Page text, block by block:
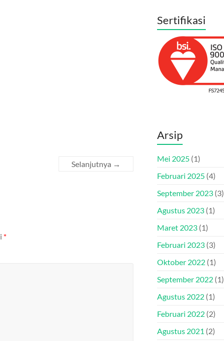
Selanjutnya →
*
Sertifikasi
Arsip
Mei 2025 (1)
Februari 2025 (4)
September 2023 (3)
Agustus 2023 (1)
Maret 2023 (1)
Februari 2023 (3)
Oktober 2022 (1)
September 2022 (1)
Agustus 2022 (1)
Februari 2022 (2)
Agustus 2021 (2)